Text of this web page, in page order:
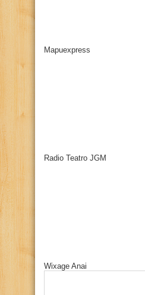
Mapuexpress
Radio Teatro JGM
Wixage Anai